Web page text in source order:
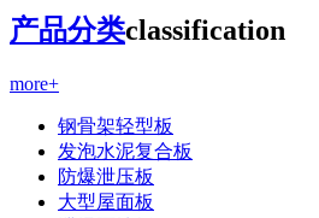
产品分类classification
more+
钢骨架轻型板
发泡水泥复合板
防爆泄压板
大型屋面板